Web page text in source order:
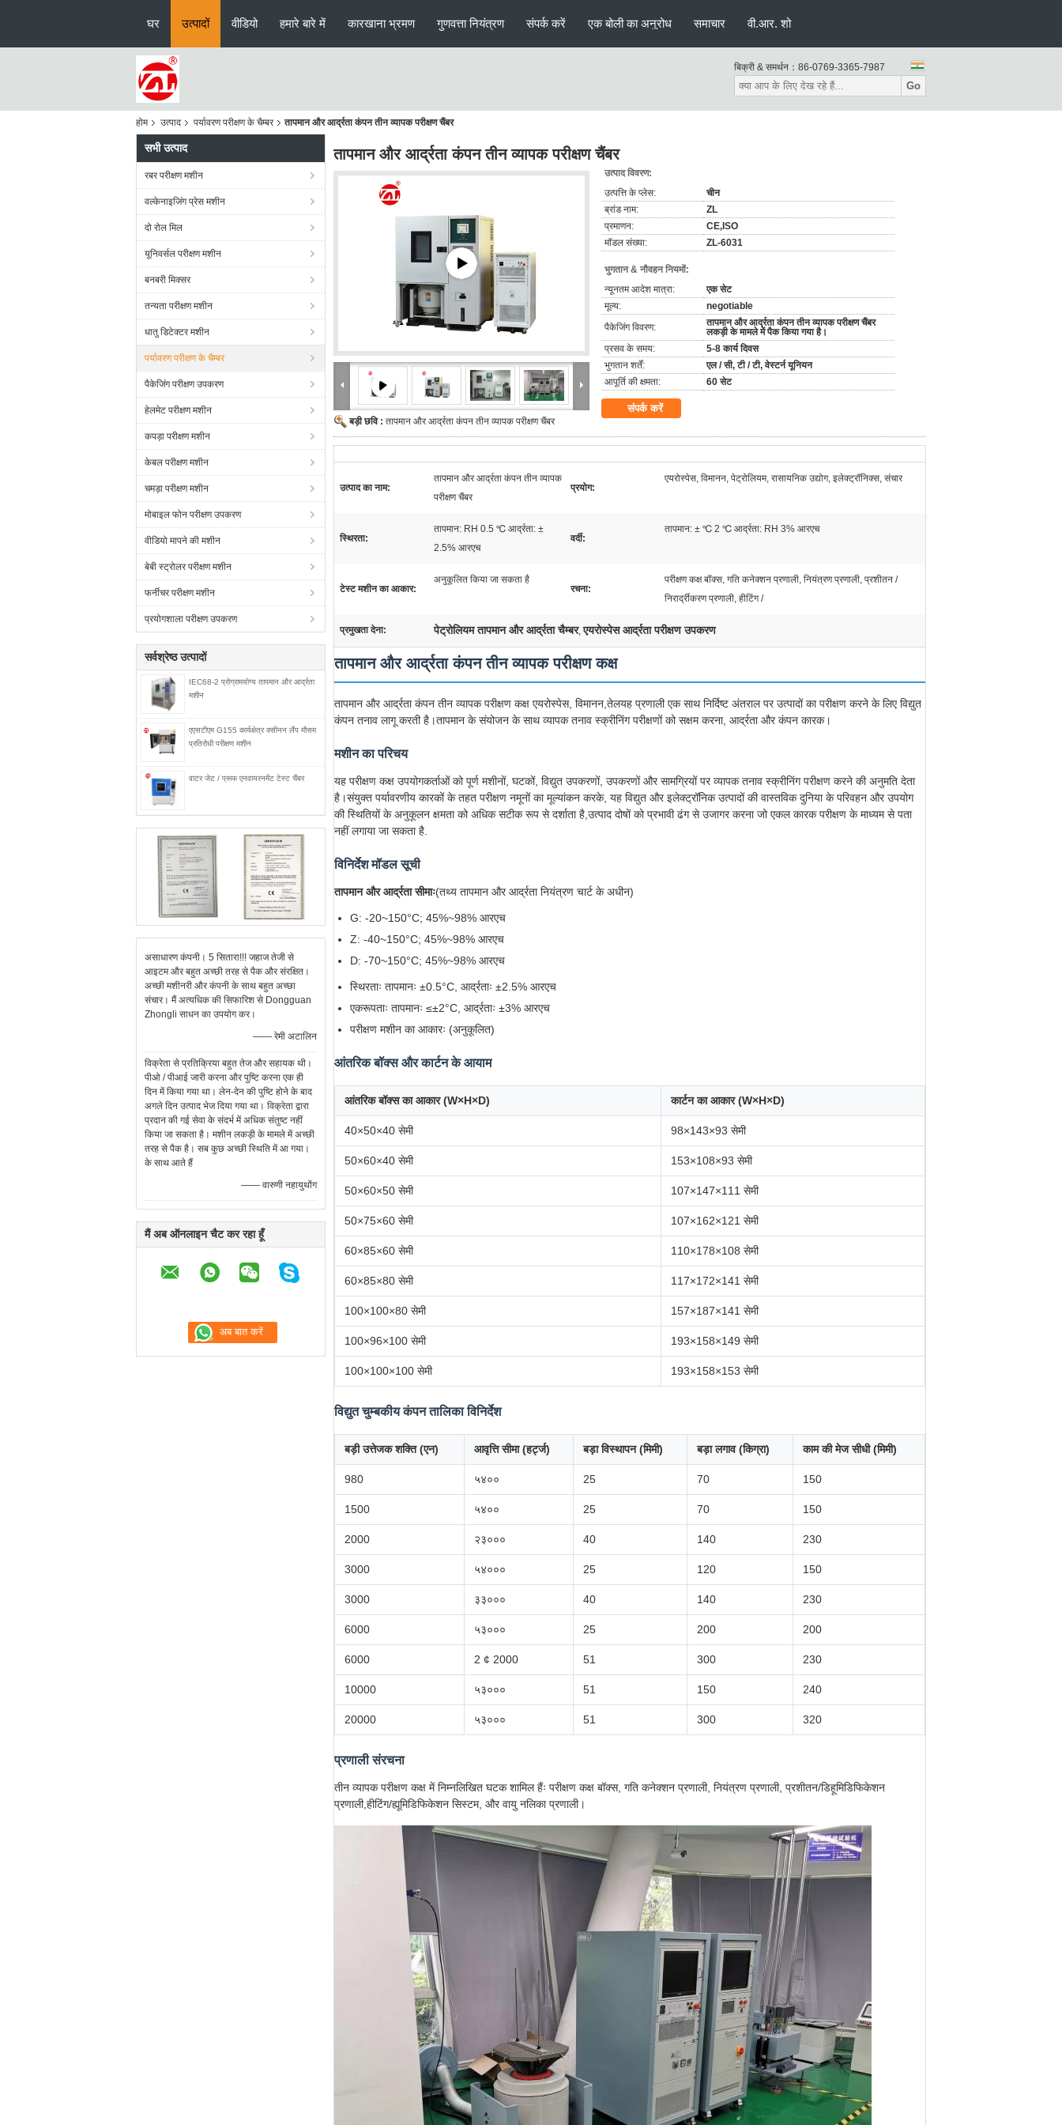
घर उत्पादों वीडियो हमारे बारे में कारखाना भ्रमण गुणवत्ता नियंत्रण संपर्क करें एक बोली का अनुरोध समाचार वी.आर. शो
बिक्री & समर्थन： 86-0769-3365-7987
Go
होम उत्पाद पर्यावरण परीक्षण के चैम्बर तापमान और आर्द्रता कंपन तीन व्यापक परीक्षण चैंबर
सभी उत्पाद
रबर परीक्षण मशीन
वल्केनाइजिंग प्रेस मशीन
दो रोल मिल
यूनिवर्सल परीक्षण मशीन
बनबरी मिक्सर
तन्यता परीक्षण मशीन
धातु डिटेक्टर मशीन
पर्यावरण परीक्षण के चैम्बर
पैकेजिंग परीक्षण उपकरण
हेलमेट परीक्षण मशीन
कपड़ा परीक्षण मशीन
केबल परीक्षण मशीन
चमड़ा परीक्षण मशीन
मोबाइल फोन परीक्षण उपकरण
वीडियो मापने की मशीन
बेबी स्ट्रोलर परीक्षण मशीन
फर्नीचर परीक्षण मशीन
प्रयोगशाला परीक्षण उपकरण
सर्वश्रेष्ठ उत्पादों
IEC68-2 प्रोग्रामयोग्य तापमान और आर्द्रता
मशीन
एएसटीएम G155 कार्यक्षेत्र क्सीनन लैंप मौसम
प्रतिरोधी परीक्षण मशीन
वाटर जेट / प्रूफ एनवायरनमेंट टेस्ट चैंबर
असाधारण कंपनी। 5 सितारा!!! जहाज तेजी से
आइटम और बहुत अच्छी तरह से पैक और संरक्षित।
अच्छी मशीनरी और कंपनी के साथ बहुत अच्छा
संचार। मैं अत्यधिक की सिफारिश से Dongguan
Zhongli साधन का उपयोग कर।
—— रेमी अटालिन
विक्रेता से प्रतिक्रिया बहुत तेज और सहायक थी।
पीओ / पीआई जारी करना और पुष्टि करना एक ही
दिन में किया गया था। लेन-देन की पुष्टि होने के बाद
अगले दिन उत्पाद भेज दिया गया था। विक्रेता द्वारा
प्रदान की गई सेवा के संदर्भ में अधिक संतुष्ट नहीं
किया जा सकता है। मशीन लकड़ी के मामले में अच्छी
तरह से पैक है। सब कुछ अच्छी स्थिति में आ गया।
के साथ आते हैं
—— वारुणी नहायुथोंग
मैं अब ऑनलाइन चैट कर रहा हूँ
तापमान और आर्द्रता कंपन तीन व्यापक परीक्षण चैंबर
बड़ी छवि : तापमान और आर्द्रता कंपन तीन व्यापक परीक्षण चैंबर
उत्पाद विवरण:
उत्पत्ति के प्लेस:
चीन
ब्रांड नाम:
ZL
प्रमाणन:
CE,ISO
मॉडल संख्या:
ZL-6031
भुगतान & नौवहन नियमों:
न्यूनतम आदेश मात्रा:
एक सेट
मूल्य:
negotiable
पैकेजिंग विवरण:
तापमान और आर्द्रता कंपन तीन व्यापक परीक्षण चैंबर
लकड़ी के मामले में पैक किया गया है।
प्रसव के समय:
5-8 कार्य दिवस
भुगतान शर्तें:
एल / सी, टी / टी, वेस्टर्न यूनियन
आपूर्ति की क्षमता:
60 सेट
संपर्क करें
उत्पाद का नाम:
तापमान और आर्द्रता कंपन तीन व्यापक
परीक्षण चैंबर
प्रयोग:
एयरोस्पेस, विमानन, पेट्रोलियम, रासायनिक उद्योग, इलेक्ट्रॉनिक्स, संचार
स्थिरता:
तापमान: RH 0.5 ℃ आर्द्रता: ±
2.5% आरएच
वर्दी:
तापमान: ± ℃ 2 ℃ आर्द्रता: RH 3% आरएच
टेस्ट मशीन का आकार:
अनुकूलित किया जा सकता है
रचना:
परीक्षण कक्ष बॉक्स, गति कनेक्शन प्रणाली, नियंत्रण प्रणाली, प्रशीतन /
निरार्द्रीकरण प्रणाली, हीटिंग /
प्रमुखता देना: पेट्रोलियम तापमान और आर्द्रता चैम्बर,एयरोस्पेस आर्द्रता परीक्षण उपकरण
तापमान और आर्द्रता कंपन तीन व्यापक परीक्षण कक्ष
तापमान और आर्द्रता कंपन तीन व्यापक परीक्षण कक्ष एयरोस्पेस, विमानन,तेलयह प्रणाली एक साथ निर्दिष्ट अंतराल पर उत्पादों का परीक्षण करने के लिए विद्युत
कंपन तनाव लागू करती है।तापमान के संयोजन के साथ व्यापक तनाव स्क्रीनिंग परीक्षणों को सक्षम करना, आर्द्रता और कंपन कारक।
मशीन का परिचय
यह परीक्षण कक्ष उपयोगकर्ताओं को पूर्ण मशीनों, घटकों, विद्युत उपकरणों, उपकरणों और सामग्रियों पर व्यापक तनाव स्क्रीनिंग परीक्षण करने की अनुमति देता
है।संयुक्त पर्यावरणीय कारकों के तहत परीक्षण नमूनों का मूल्यांकन करके, यह विद्युत और इलेक्ट्रॉनिक उत्पादों की वास्तविक दुनिया के परिवहन और उपयोग
की स्थितियों के अनुकूलन क्षमता को अधिक सटीक रूप से दर्शाता है,उत्पाद दोषों को प्रभावी ढंग से उजागर करना जो एकल कारक परीक्षण के माध्यम से पता
नहीं लगाया जा सकता है.
विनिर्देश मॉडल सूची
तापमान और आर्द्रता सीमाः(तथ्य तापमान और आर्द्रता नियंत्रण चार्ट के अधीन)
G: -20~150°C; 45%~98% आरएच
Z: -40~150°C; 45%~98% आरएच
D: -70~150°C; 45%~98% आरएच
स्थिरताः तापमानः ±0.5°C, आर्द्रताः ±2.5% आरएच
एकरूपताः तापमानः ≤±2°C, आर्द्रताः ±3% आरएच
परीक्षण मशीन का आकारः (अनुकूलित)
आंतरिक बॉक्स और कार्टन के आयाम
आंतरिक बॉक्स का आकार (W×H×D) कार्टन का आकार (W×H×D)
40×50×40 सेमी 98×143×93 सेमी
50×60×40 सेमी 153×108×93 सेमी
50×60×50 सेमी 107×147×111 सेमी
50×75×60 सेमी 107×162×121 सेमी
60×85×60 सेमी 110×178×108 सेमी
60×85×80 सेमी 117×172×141 सेमी
100×100×80 सेमी 157×187×141 सेमी
100×96×100 सेमी 193×158×149 सेमी
100×100×100 सेमी 193×158×153 सेमी
विद्युत चुम्बकीय कंपन तालिका विनिर्देश
बड़ी उत्तेजक शक्ति (एन) आवृत्ति सीमा (हर्ट्ज) बड़ा विस्थापन (मिमी) बड़ा लगाव (किग्रा) काम की मेज सीधी (मिमी)
980 ५४०० 25 70 150
1500 ५४०० 25 70 150
2000 २३००० 40 140 230
3000 ५४००० 25 120 150
3000 ३३००० 40 140 230
6000 ५३००० 25 200 200
6000 2 ¢ 2000 51 300 230
10000 ५३००० 51 150 240
20000 ५३००० 51 300 320
प्रणाली संरचना
तीन व्यापक परीक्षण कक्ष में निम्नलिखित घटक शामिल हैंः परीक्षण कक्ष बॉक्स, गति कनेक्शन प्रणाली, नियंत्रण प्रणाली, प्रशीतन/डिहूमिडिफिकेशन
प्रणाली,हीटिंग/ह्यूमिडिफिकेशन सिस्टम, और वायु नलिका प्रणाली।